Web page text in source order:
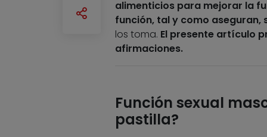
alimenticios para mejorar la
función, tal y como aseguran,
los toma. El presente artículo
afirmaciones.
Función sexual
pastilla?